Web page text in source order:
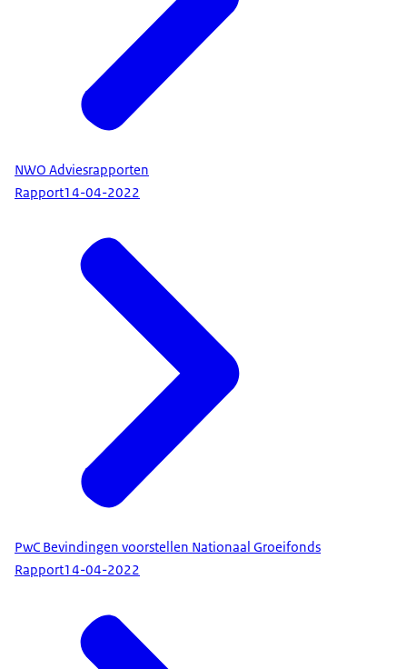
NWO Adviesrapporten
Rapport14-04-2022
PwC Bevindingen voorstellen Nationaal Groeifonds
Rapport14-04-2022